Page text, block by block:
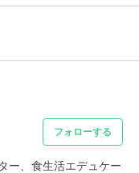
フォローする
ー、食生活エデュケー